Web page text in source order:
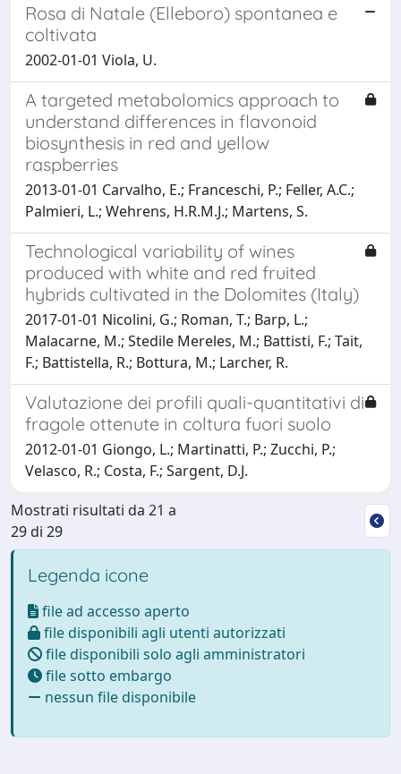
Rosa di Natale (Elleboro) spontanea e
coltivata
2002-01-01 Viola, U.
A targeted metabolomics approach to
understand differences in flavonoid
biosynthesis in red and yellow
raspberries
2013-01-01 Carvalho, E.; Franceschi, P.; Feller, A.C.;
Palmieri, L.; Wehrens, H.R.M.J.; Martens, S.
Technological variability of wines
produced with white and red fruited
hybrids cultivated in the Dolomites (Italy)
2017-01-01 Nicolini, G.; Roman, T.; Barp, L.;
Malacarne, M.; Stedile Mereles, M.; Battisti, F.; Tait,
F.; Battistella, R.; Bottura, M.; Larcher, R.
Valutazione dei profili quali-quantitativi di
fragole ottenute in coltura fuori suolo
2012-01-01 Giongo, L.; Martinatti, P.; Zucchi, P.;
Velasco, R.; Costa, F.; Sargent, D.J.
Mostrati risultati da 21 a
29 di 29
Legenda icone
file ad accesso aperto
file disponibili agli utenti autorizzati
file disponibili solo agli amministratori
file sotto embargo
nessun file disponibile